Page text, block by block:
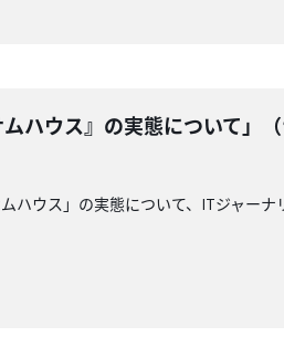
ハウス』の実態について」
ハウス」の実態について、ITジャー